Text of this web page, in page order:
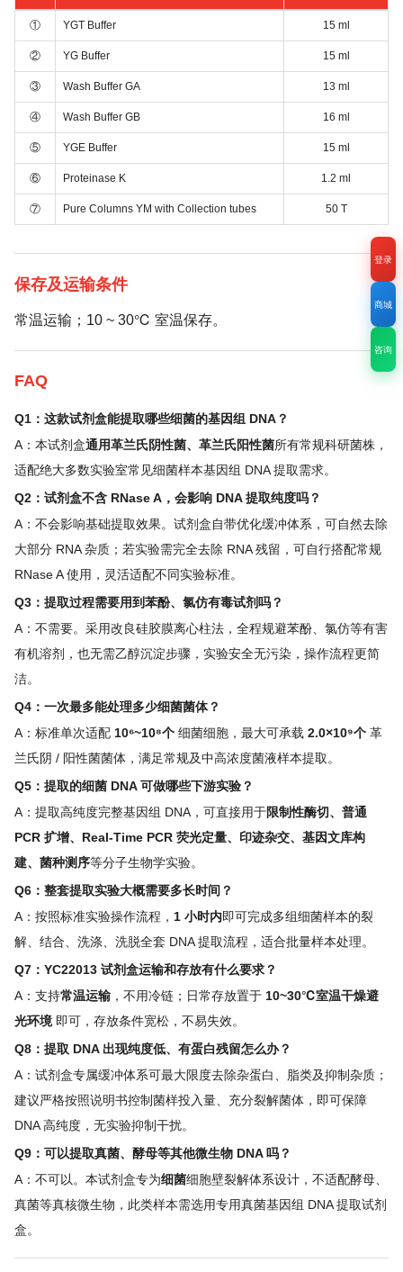
① YGT Buffer 15 ml
② YG Buffer 15 ml
③ Wash Buffer GA 13 ml
④ Wash Buffer GB 16 ml
⑤ YGE Buffer 15 ml
⑥ Proteinase K 1.2 ml
⑦ Pure Columns YM with Collection tubes 50 T
保存及运输条件
常温运输；10 ~ 30℃ 室温保存。
FAQ
Q1：这款试剂盒能提取哪些细菌的基因组 DNA？
A：本试剂盒通用革兰氏阴性菌、革兰氏阳性菌所有常规科研菌株，
适配绝大多数实验室常见细菌样本基因组 DNA 提取需求。
Q2：试剂盒不含 RNase A，会影响 DNA 提取纯度吗？
A：不会影响基础提取效果。试剂盒自带优化缓冲体系，可自然去除
大部分 RNA 杂质；若实验需完全去除 RNA 残留，可自行搭配常规
RNase A 使用，灵活适配不同实验标准。
Q3：提取过程需要用到苯酚、氯仿有毒试剂吗？
A：不需要。采用改良硅胶膜离心柱法，全程规避苯酚、氯仿等有害
有机溶剂，也无需乙醇沉淀步骤，实验安全无污染，操作流程更简
洁。
Q4：一次最多能处理多少细菌菌体？
A：标准单次适配 10⁶~10⁸个 细菌细胞，最大可承载 2.0×10⁹个 革
兰氏阴 / 阳性菌菌体，满足常规及中高浓度菌液样本提取。
Q5：提取的细菌 DNA 可做哪些下游实验？
A：提取高纯度完整基因组 DNA，可直接用于限制性酶切、普通
PCR 扩增、Real-Time PCR 荧光定量、印迹杂交、基因文库构
建、菌种测序等分子生物学实验。
Q6：整套提取实验大概需要多长时间？
A：按照标准实验操作流程， 1 小时内即可完成多组细菌样本的裂
解、结合、洗涤、洗脱全套 DNA 提取流程，适合批量样本处理。
Q7：YC22013 试剂盒运输和存放有什么要求？
A：支持常温运输 ，不用冷链；日常存放置于 10~30℃室温干燥避
光环境即可，存放条件宽松，不易失效。
Q8：提取 DNA 出现纯度低、有蛋白残留怎么办？
A：试剂盒专属缓冲体系可最大限度去除杂蛋白、脂类及抑制杂质；
建议严格按照说明书控制菌样投入量、充分裂解菌体，即可保障
DNA 高纯度，无实验抑制干扰。
Q9：可以提取真菌、酵母等其他微生物 DNA 吗？
A：不可以。本试剂盒专为细菌细胞壁裂解体系设计，不适配酵母、
真菌等真核微生物，此类样本需选用专用真菌基因组 DNA 提取试剂
盒。
登录
商城
咨询